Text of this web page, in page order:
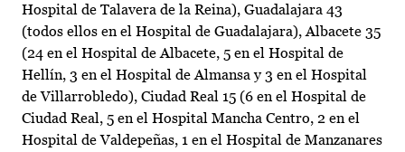
Hospital de Talavera de la Reina), Guadalajara 43
(todos ellos en el Hospital de Guadalajara), Albacete 35
(24 en el Hospital de Albacete, 5 en el Hospital de
Hellín, 3 en el Hospital de Almansa y 3 en el Hospital
de Villarrobledo), Ciudad Real 15 (6 en el Hospital de
Ciudad Real, 5 en el Hospital Mancha Centro, 2 en el
Hospital de Valdepeñas, 1 en el Hospital de Manzanares